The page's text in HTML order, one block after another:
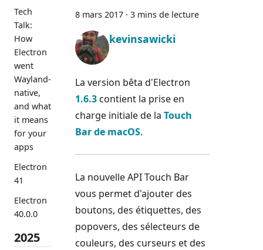
Tech
Talk:
How
Electron
went
Wayland-
native,
and what
it means
for your
apps
Electron
41
Electron
40.0.0
2025
8 mars 2017 · 3 mins de lecture
kevinsawicki
La version bêta d'Electron
1.6.3contient la prise en
charge initiale de la Touch
Bar de macOS.
La nouvelle API Touch Bar
vous permet d'ajouter des
boutons, des étiquettes, des
popovers, des sélecteurs de
couleurs, des curseurs et des